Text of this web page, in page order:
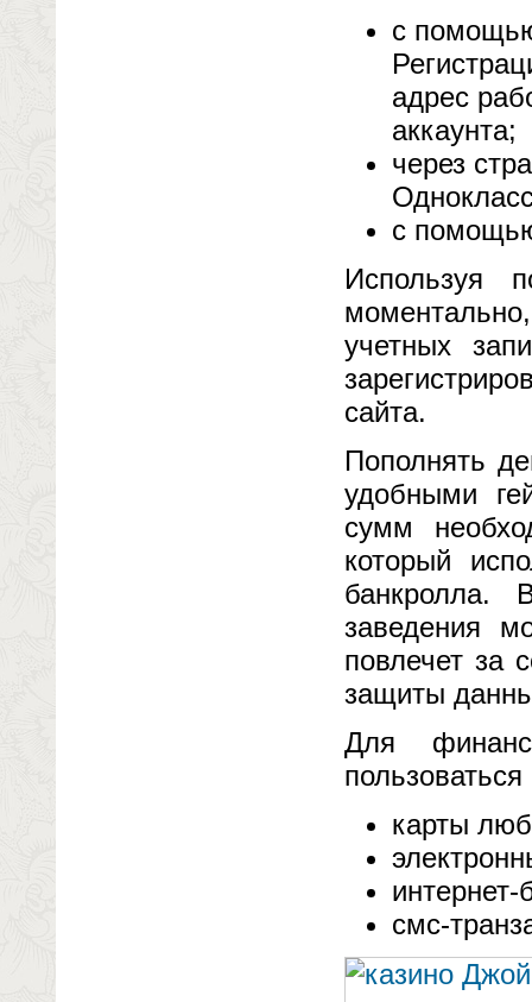
с
адрес
аккаунта;
через
с
Используя
учетных
сайта.
Пополнять
удобными
сумм
который
банкролла.
заведения
повлечет за
защиты
Для
карты
интернет-
смс-